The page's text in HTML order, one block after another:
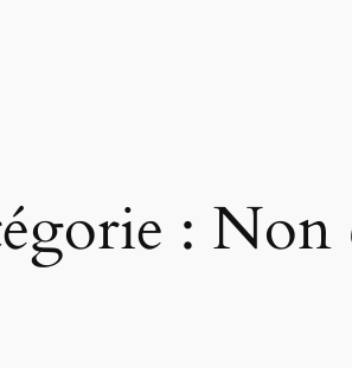
: Non